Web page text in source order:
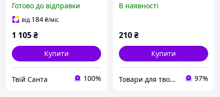
р.24*16*29см
Готово до відправки
від 184₴/міс
1 105₴
Купити
Твій Санта 100%
дракон 3д
В наявності
210₴
Купити
Товари для творчості "Чарівний Світ" 97%